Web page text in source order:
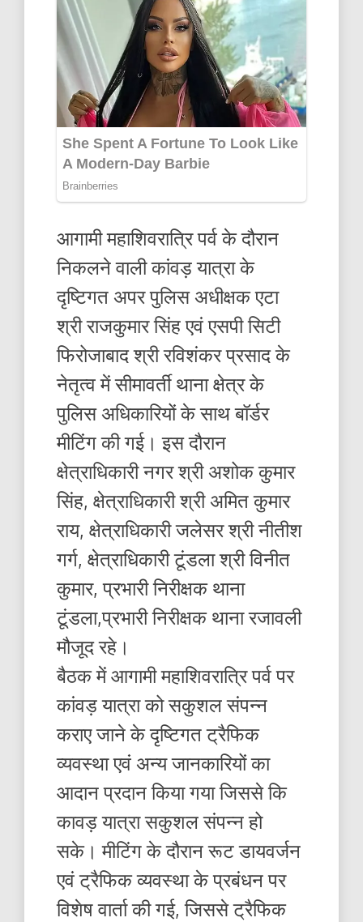
आगामी महाशिवरात्रि पर्व के दौरान
निकलने वाली कांवड़ यात्रा के
दृष्टिगत अपर पुलिस अधीक्षक एटा
श्री राजकुमार सिंह एवं एसपी सिटी
फिरोजाबाद श्री रविशंकर प्रसाद के
नेतृत्व में सीमावर्ती थाना क्षेत्र के
पुलिस अधिकारियों के साथ बॉर्डर
मीटिंग की गई। इस दौरान
क्षेत्राधिकारी नगर श्री अशोक कुमार
सिंह, क्षेत्राधिकारी श्री अमित कुमार
राय, क्षेत्राधिकारी जलेसर श्री नीतीश
गर्ग, क्षेत्राधिकारी टूंडला श्री विनीत
कुमार, प्रभारी निरीक्षक थाना
टूंडला,प्रभारी निरीक्षक थाना रजावली
मौजूद रहे।
बैठक में आगामी महाशिवरात्रि पर्व पर
कांवड़ यात्रा को सकुशल संपन्न
कराए जाने के दृष्टिगत ट्रैफिक
व्यवस्था एवं अन्य जानकारियों का
आदान प्रदान किया गया जिससे कि
कावड़ यात्रा सकुशल संपन्न हो
सके। मीटिंग के दौरान रूट डायवर्जन
एवं ट्रैफिक व्यवस्था के प्रबंधन पर
विशेष वार्ता की गई, जिससे ट्रैफिक